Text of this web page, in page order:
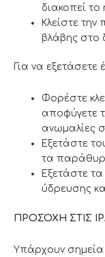
διακοπεί το
Κλείστε την
βλάβης στο
Για να εξετάσετε
Φορέστε
αποφύγετε
ανωμαλίες
Εξετάστε
τα
Εξετάστε τα
ύδρευσης
ΠΡΟΣΟΧΗ ΣΤΙΣ
Υπάρχουν σημεία